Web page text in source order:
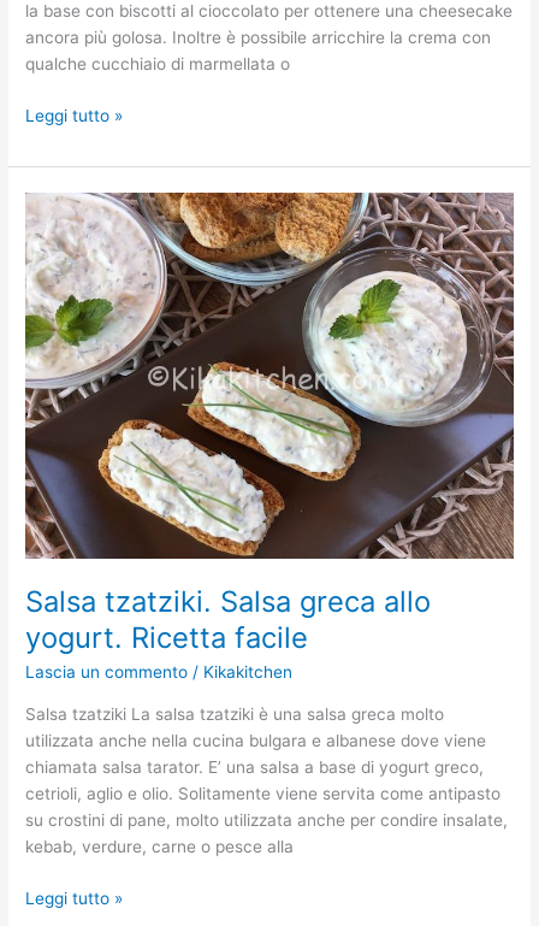
la base con biscotti al cioccolato per ottenere una cheesecake
ancora più golosa. Inoltre è possibile arricchire la crema con
qualche cucchiaio di marmellata o
Leggi tutto »
Salsa tzatziki. Salsa greca allo
yogurt. Ricetta facile
Lascia un commento / Kikakitchen
Salsa tzatziki La salsa tzatziki è una salsa greca molto
utilizzata anche nella cucina bulgara e albanese dove viene
chiamata salsa tarator. E’ una salsa a base di yogurt greco,
cetrioli, aglio e olio. Solitamente viene servita come antipasto
su crostini di pane, molto utilizzata anche per condire insalate,
kebab, verdure, carne o pesce alla
Salsa
tzatziki.
Salsa
greca
allo
yogurt.
Ricetta
facile
Leggi tutto »